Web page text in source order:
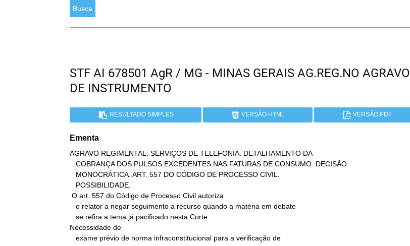
Busca
STF AI 678501 AgR / MG - MINAS GERAIS AG.REG.NO AGRAVO
DE INSTRUMENTO
RESULTADO SIMPLES VERSÃO HTML VERSÃO PDF
Ementa
AGRAVO REGIMENTAL. SERVIÇOS DE TELEFONIA. DETALHAMENTO DA
Necessidade de